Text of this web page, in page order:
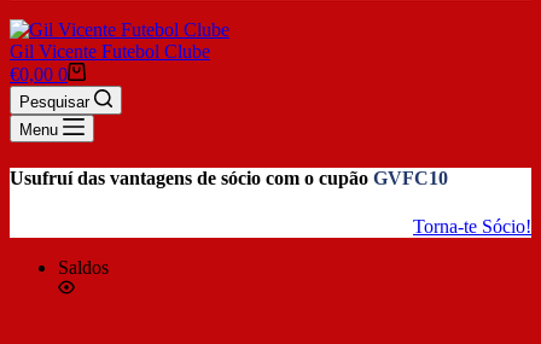
Gil Vicente Futebol Clube
€0,00 0
Pesquisar
Menu
Usufruí das vantagens de sócio com o cupão GVFC10
Torna-te Sócio!
Saldos